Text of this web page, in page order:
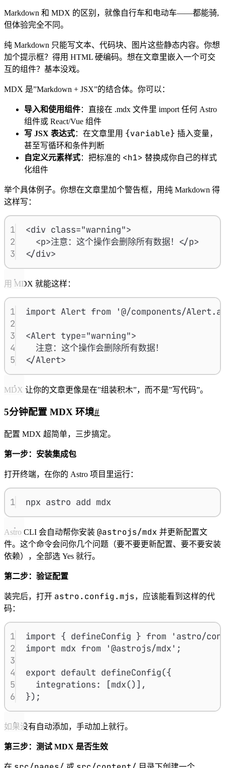
Markdown 和 MDX 的区别，就像自行车和电动车——都能骑,
但体验完全不同。
纯 Markdown 只能写文本、代码块、图片这些静态内容。你想
加个提示框？得用 HTML 硬编码。想在文章里嵌入一个可交
互的组件？基本没戏。
MDX 是”Markdown + JSX”的结合体。你可以：
导入和使用组件：直接在 .mdx 文件里 import 任何 Astro
组件或 React/Vue 组件
写 JSX 表达式：在文章里用 {variable} 插入变量，
甚至写循环和条件判断
自定义元素样式：把标准的 <h1> 替换成你自己的样式
化组件
举个具体例子。你想在文章里加个警告框，用纯 Markdown 得
这样写：
1
<div class="warning">
2
<p>注意：这个操作会删除所有数据！</p>
3
</div>
用 MDX 就能这样：
1
import Alert from '@/components/
2
3
<Alert type="warning">
4
注意：这个操作会删除所有数据！
5
</Alert>
MDX 让你的文章更像是在”组装积木”，而不是”写代码”。
5分钟配置 MDX 环境#
配置 MDX 超简单，三步搞定。
第一步：安装集成包
打开终端，在你的 Astro 项目里运行：
1 npx astro add mdx
Astro CLI 会自动帮你安装 @astrojs/mdx 并更新配置文
件。这个命令会问你几个问题（要不要更新配置、要不要安装
依赖），全部选 Yes 就行。
第二步：验证配置
装完后，打开 astro.config.mjs，应该能看到这样的代
码：
1
import { defineConfig } from 'astro/
2
import mdx from '@astrojs/mdx';
3
4
export default defineConfig({
5
integrations: [mdx()],
6
});
如果没有自动添加，手动加上就行。
第三步：测试 MDX 是否生效